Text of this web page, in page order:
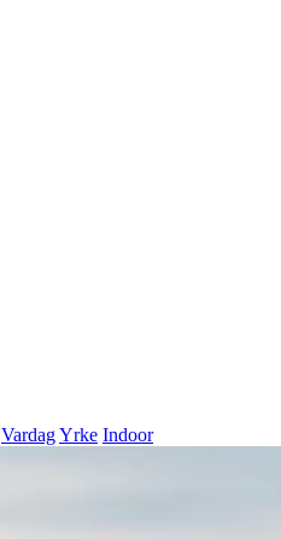
VardagYrke Indoor